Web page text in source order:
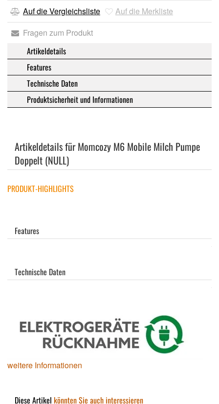
Auf die Vergleichsliste
Auf die Merkliste
Fragen zum Produkt
Artikeldetails
Features
Technische Daten
Produktsicherheit und Informationen
Artikeldetails für Momcozy M6 Mobile Milch Pumpe
Doppelt (NULL)
PRODUKT-HIGHLIGHTS
Features
Technische Daten
weitere Informationen
Diese Artikel könnten Sie auch interessieren